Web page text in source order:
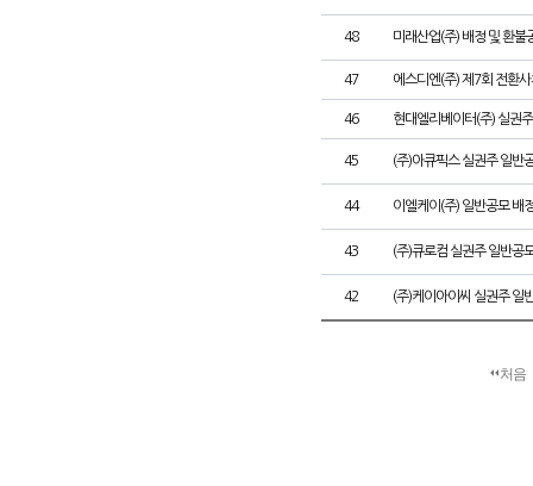
48 미래산업(주) 배정 및 환불
47 에스디엔(주) 제7회 전환
46 현대엘리베이터(주) 실권
45 (주)아큐픽스 실권주 일반
44 이엘케이(주) 일반공모 배
43 (주)큐로컴 실권주 일반공
42 (주)케이아이씨 실권주 일
처음